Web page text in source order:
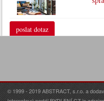
poslat dotaz
© 1999 - 2019 ABSTRACT, s.r.o. a